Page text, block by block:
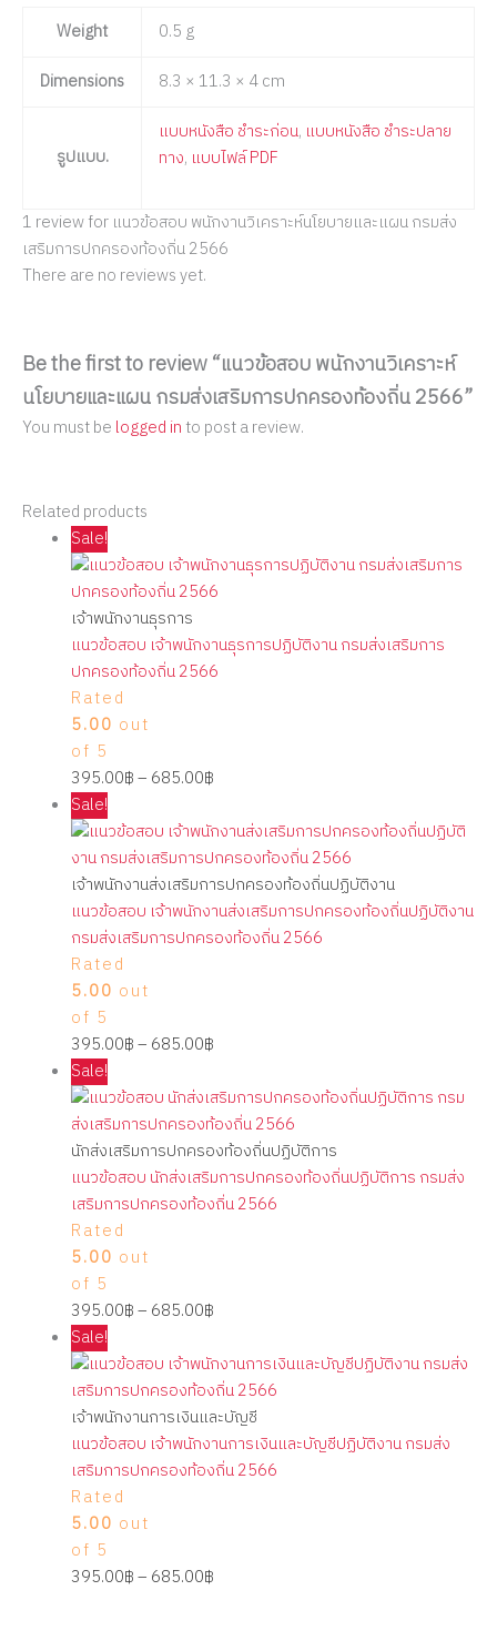
Weight
0.5 g
Dimensions
8.3 × 11.3 × 4 cm
รูปแบบ.
แบบหนังสือ ชำระก่อน, แบบหนังสือ ชำระปลาย
ทาง, แบบไฟล์ PDF
1 review for แนวข้อสอบ พนักงานวิเคราะห์นโยบายและแผน กรมส่ง
เสริมการปกครองท้องถิ่น 2566
There are no reviews yet.
Be the first to review “แนวข้อสอบ พนักงานวิเคราะห์
นโยบายและแผน กรมส่งเสริมการปกครองท้องถิ่น 2566”
You must be logged in to post a review.
Related products
Sale!
เจ้าพนักงานธุรการ
แนวข้อสอบ เจ้าพนักงานธุรการปฏิบัติงาน กรมส่งเสริมการ
ปกครองท้องถิ่น 2566
Rated
5.00 out
of 5
395.00฿– 685.00฿
Sale!
เจ้าพนักงานส่งเสริมการปกครองท้องถิ่นปฏิบัติงาน
แนวข้อสอบ เจ้าพนักงานส่งเสริมการปกครองท้องถิ่นปฏิบัติงาน
กรมส่งเสริมการปกครองท้องถิ่น 2566
Rated
5.00 out
of 5
395.00฿– 685.00฿
Sale!
นักส่งเสริมการปกครองท้องถิ่นปฏิบัติการ
แนวข้อสอบ นักส่งเสริมการปกครองท้องถิ่นปฏิบัติการ กรมส่ง
เสริมการปกครองท้องถิ่น 2566
Rated
5.00 out
of 5
395.00฿– 685.00฿
Sale!
เจ้าพนักงานการเงินและบัญชี
แนวข้อสอบ เจ้าพนักงานการเงินและบัญชีปฏิบัติงาน กรมส่ง
เสริมการปกครองท้องถิ่น 2566
Rated
5.00 out
of 5
395.00฿– 685.00฿